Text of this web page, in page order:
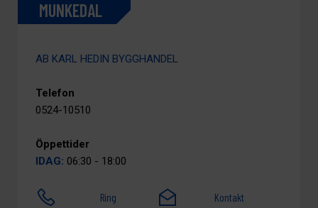
MUNKEDAL
AB KARL HEDIN BYGGHANDEL
Telefon
0524-10510
Öppettider
IDAG: 06:30 - 18:00
Ring Kontakt